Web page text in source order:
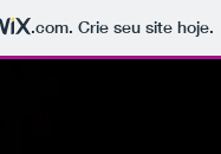
.com. Crie seu site hoje.